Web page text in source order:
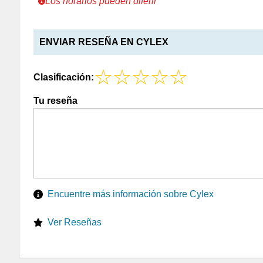
ENVIAR RESEÑA EN CYLEX
Clasificación:
Tu reseña
Encuentre más información sobre Cylex
Ver Reseñas